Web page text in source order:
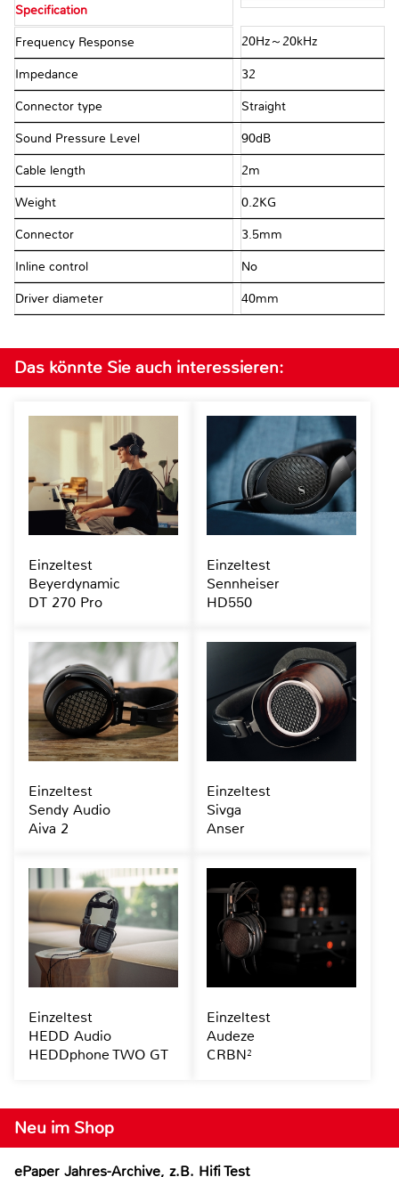
Specification
Frequency Response 20Hz～20kHz
Impedance 32Ω
Connector type Straight
Sound Pressure Level 90dB
Cable length 2m
Weight 0.2KG
Connector 3.5mm
Inline control No
Driver diameter 40mm
Neu im Shop
ePaper Jahres-Archive, z.B. Hifi Test
Das könnte Sie auch interessieren:
Einzeltest
Beyerdynamic
DT 270 Pro
Einzeltest
Sennheiser
HD550
Einzeltest
Sendy Audio
Aiva 2
Einzeltest
Sivga
Anser
Einzeltest
HEDD Audio
HEDDphone TWO GT
Einzeltest
Audeze
CRBN²